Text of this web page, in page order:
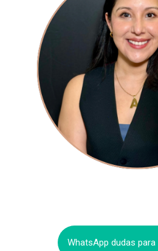
WhatsApp dudas